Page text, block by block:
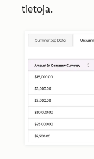
tietoja.